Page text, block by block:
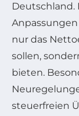
nur das
sollen,
bieten.
steuerfreien